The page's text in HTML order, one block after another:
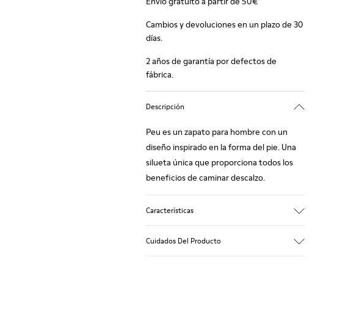
Cambios y devoluciones en un plazo de 30
días.
2 años de garantía por defectos de
fábrica.
Descripción
Peu es un zapato para hombre con un
diseño inspirado en la forma del pie. Una
silueta única que proporciona todos los
beneficios de caminar descalzo.
Características
Cuidados Del Producto